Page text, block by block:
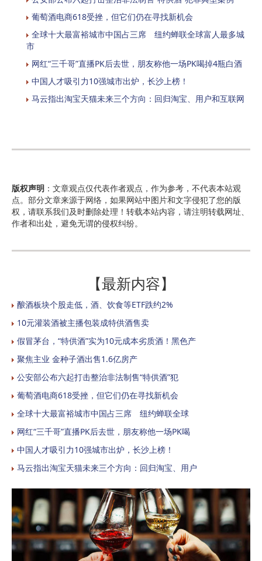
葡萄酒电商618受挫，但它们仍在寻找新机会
全球十大最富裕城市中国占三席 纽约蝉联全球富人最多城
市
网红“三千哥”直播PK后去世，朋友称他一场PK喝掉4瓶白酒
中国人才吸引力10强城市出炉，长沙上榜！
马云指出淘宝天猫未来三个方向：回归淘宝、用户和互联网
版权声明 ：文章观点仅代表作者观点，作为参考，不代表本站观
点。部分文章来源于网络，如果网站中图片和文字侵犯了您的版
权，请联系我们及时删除处理！转载本站内容，请注明转载网址、
作者和出处，避免无谓的侵权纠纷。
【最新内容】
酿酒板块个股走低，酒、饮食等ETF跌约2%
10元灌装酒被主播包装成特供酒售卖
假冒茅台，“特供酒”实为10元成本劣质酒！黑色产
聚焦主业 金种子酒出售1.6亿房产
公安部公布六起打击整治非法制售“特供酒”犯
葡萄酒电商618受挫，但它们仍在寻找新机会
全球十大最富裕城市中国占三席 纽约蝉联全球
网红“三千哥”直播PK后去世，朋友称他一场PK喝
中国人才吸引力10强城市出炉，长沙上榜！
马云指出淘宝天猫未来三个方向：回归淘宝、用户